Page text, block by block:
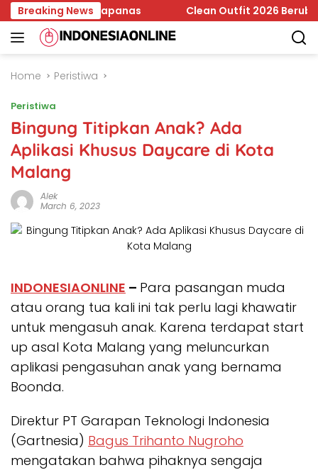
Skip
to
content
Breaking News
Temuan Bapanas Clean Outfit 2026 Berubah,
Home Peristiwa
Peristiwa
Bingung Titipkan Anak? Ada
Aplikasi Khusus Daycare di Kota
Malang
Alek
March 6, 2023
INDONESIAONLINE – Para pasangan muda
atau orang tua kali ini tak perlu lagi khawatir
untuk mengasuh anak. Karena terdapat start
up asal Kota Malang yang meluncurkan
aplikasi pengasuhan anak yang bernama
Boonda.
Direktur PT Garapan Teknologi Indonesia
(Gartnesia) Bagus Trihanto Nugroho
mengatakan bahwa pihaknya sengaja